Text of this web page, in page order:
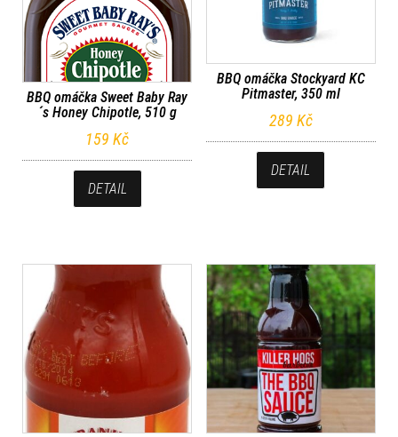
BBQ omáčka Sweet Baby Ray
´s Honey Chipotle, 510 g
159Kč
DETAIL
BBQ omáčka Stockyard KC
Pitmaster, 350 ml
289 Kč
DETAIL